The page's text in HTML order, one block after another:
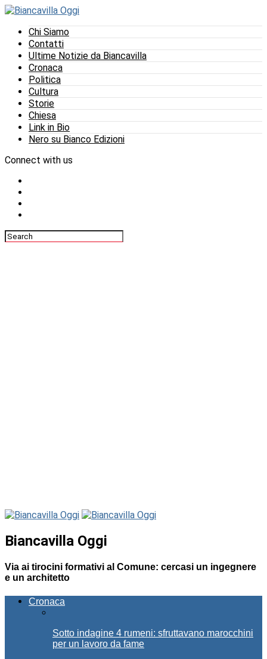
Chi Siamo
Contatti
Ultime Notizie da Biancavilla
Cronaca
Politica
Cultura
Storie
Chiesa
Link in Bio
Nero su Bianco Edizioni
Connect with us
Biancavilla Oggi
Via ai tirocini formativi al Comune: cercasi un ingegnere
e un architetto
Cronaca
Sotto indagine 4 rumeni: sfruttavano marocchini
per un lavoro da fame